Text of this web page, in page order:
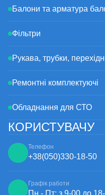
Балони та арматура
Фільтри
Рукава, трубки,
Ремонтні комплектуючі
Обладнання для СТО
КОРИСТУВАЧУ
Телефон
+38(050)330-18-50
Графік работи
Пн - Пт: з 9-00 до